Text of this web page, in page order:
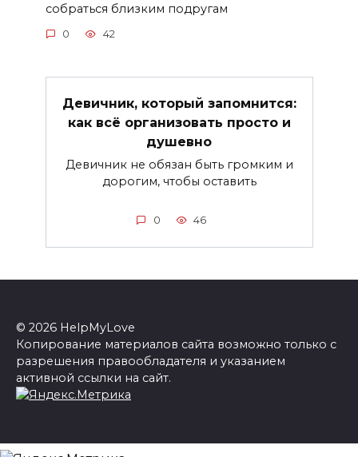
собраться близким подругам
0 42
Девичник, который запомнится:
как всё организовать просто и
душевно
Девичник не обязан быть громким и
дорогим, чтобы оставить
0 46
© 2026 HelpMyLove
Копирование материалов сайта возможно только с
разрешения правообладателя и указанием
активной ссылки на сайт.